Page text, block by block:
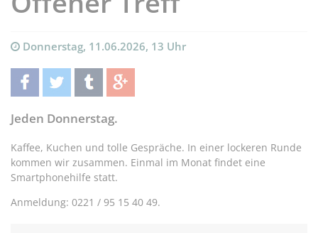
Donnerstag, 11.06.2026, 13 Uhr
teilentwittern
Jeden Donnerstag.
Kaffee, Kuchen und tolle Gespräche. In einer lockeren Runde
kommen wir zusammen. Einmal im Monat findet eine
Smartphonehilfe statt.
Anmeldung: 0221 / 95 15 40 49.